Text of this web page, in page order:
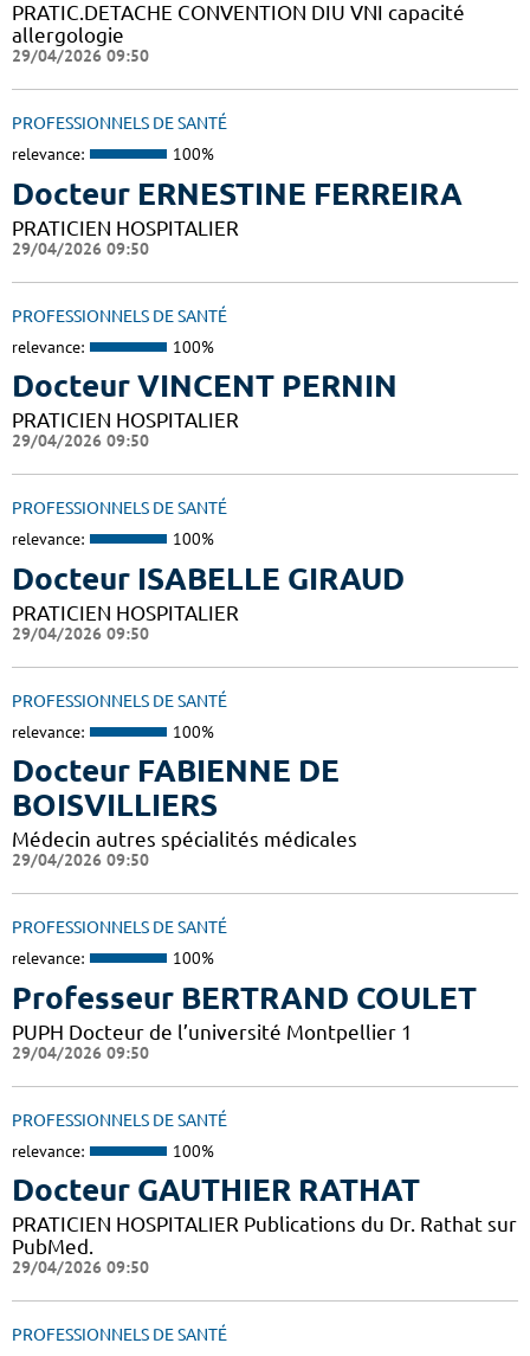
PRATIC.DETACHE CONVENTION DIU VNI capacité
allergologie
29/04/2026 09:50
PROFESSIONNELS DE SANTÉ
relevance: 100%
Docteur ERNESTINE FERREIRA
PRATICIEN HOSPITALIER
29/04/2026 09:50
PROFESSIONNELS DE SANTÉ
relevance: 100%
Docteur VINCENT PERNIN
PRATICIEN HOSPITALIER
29/04/2026 09:50
PROFESSIONNELS DE SANTÉ
relevance: 100%
Docteur ISABELLE GIRAUD
PRATICIEN HOSPITALIER
29/04/2026 09:50
PROFESSIONNELS DE SANTÉ
relevance: 100%
Docteur FABIENNE DE
BOISVILLIERS
Médecin autres spécialités médicales
29/04/2026 09:50
PROFESSIONNELS DE SANTÉ
relevance: 100%
Professeur BERTRAND COULET
PUPH Docteur de l’université Montpellier 1
29/04/2026 09:50
PROFESSIONNELS DE SANTÉ
relevance: 100%
Docteur GAUTHIER RATHAT
PRATICIEN HOSPITALIER Publications du Dr. Rathat sur
PubMed.
29/04/2026 09:50
PROFESSIONNELS DE SANTÉ